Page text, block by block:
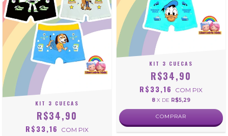
KIT 3 CUECAS
R$34,90
R$33,16 COM PIX
KIT 3 CUECAS
R$34,90
R$33,16 COM PIX
8 X DE R$5,29
COMPRAR